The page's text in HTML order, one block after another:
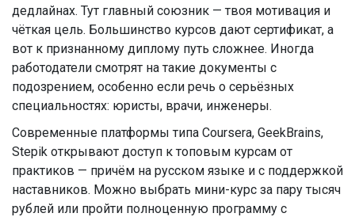
дедлайнах. Тут главный союзник — твоя мотивация и
чёткая цель. Большинство курсов дают сертификат, а
вот к признанному диплому путь сложнее. Иногда
работодатели смотрят на такие документы с
подозрением, особенно если речь о серьёзных
специальностях: юристы, врачи, инженеры.
Современные платформы типа Coursera, GeekBrains,
Stepik открывают доступ к топовым курсам от
практиков — причём на русском языке и с поддержкой
наставников. Можно выбрать мини-курс за пару тысяч
рублей или пройти полноценную программу с